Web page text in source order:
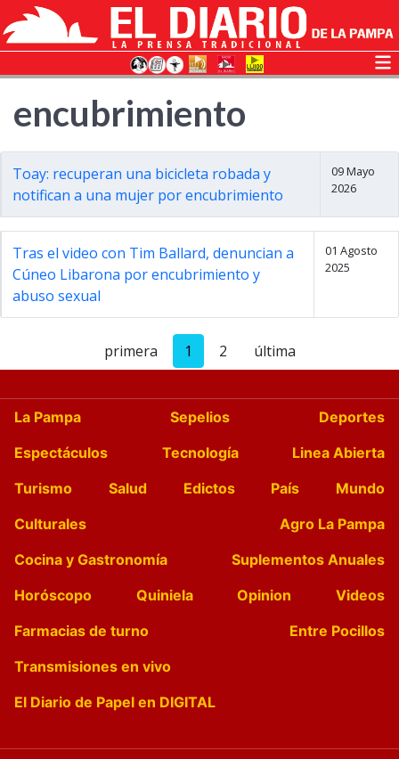
encubrimiento
Toay: recuperan una bicicleta robada y
notifican a una mujer por encubrimiento
09 Mayo
2026
Tras el video con Tim Ballard, denuncian a
Cúneo Libarona por encubrimiento y
abuso sexual
01 Agosto
2025
primera 1 2 última
La Pampa Sepelios
Deportes
Espectáculos
Tecnología
Linea Abierta
Turismo
Salud Edictos País
Mundo
Culturales
Agro La Pampa
Cocina y Gastronomía
Suplementos Anuales
Horóscopo
Quiniela Opinion
Videos
Farmacias de turno
Entre Pocillos
Transmisiones en vivo
El Diario de Papel en DIGITAL